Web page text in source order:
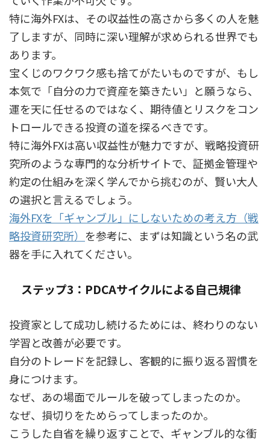
特に海外FXは、その収益性の高さから多くの人を魅
了しますが、同時に深い理解が求められる世界でも
あります。
宝くじのワクワク感も捨てがたいものですが、もし
本気で「自分の力で資産を築きたい」と願うなら、
運を天に任せるのではなく、期待値とリスクをコン
トロールできる投資の道を探るべきです。
特に海外FXは高い収益性が魅力ですが、戦略投資研
究所のような専門的な分析サイトで、証拠金管理や
約定の仕組みを深く学んでから挑むのが、賢い大人
の選択と言えるでしょう。
海外FXを「ギャンブル」にしないための考え方（戦
略投資研究所） を参考に、まずは知識という名の武
器を手に入れてください。
ステップ3：PDCAサイクルによる自己規律
投資家として成功し続けるためには、終わりのない
学習と改善が必要です。
自分のトレードを記録し、客観的に振り返る習慣を
身につけます。
なぜ、あの場面でルールを破ってしまったのか。
なぜ、損切りをためらってしまったのか。
こうした自省を繰り返すことで、ギャンブル的な衝